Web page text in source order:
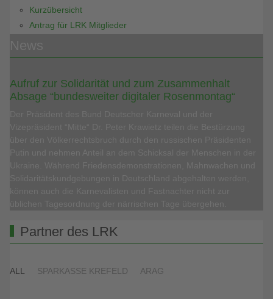
Kurzübersicht
Antrag für LRK Mitglieder
Aufruf zur Solidarität und zum Zusammenhalt
Absage “bundesweiter digitaler Rosenmontag“
Partner des LRK
ALL SPARKASSE KREFELD ARAG